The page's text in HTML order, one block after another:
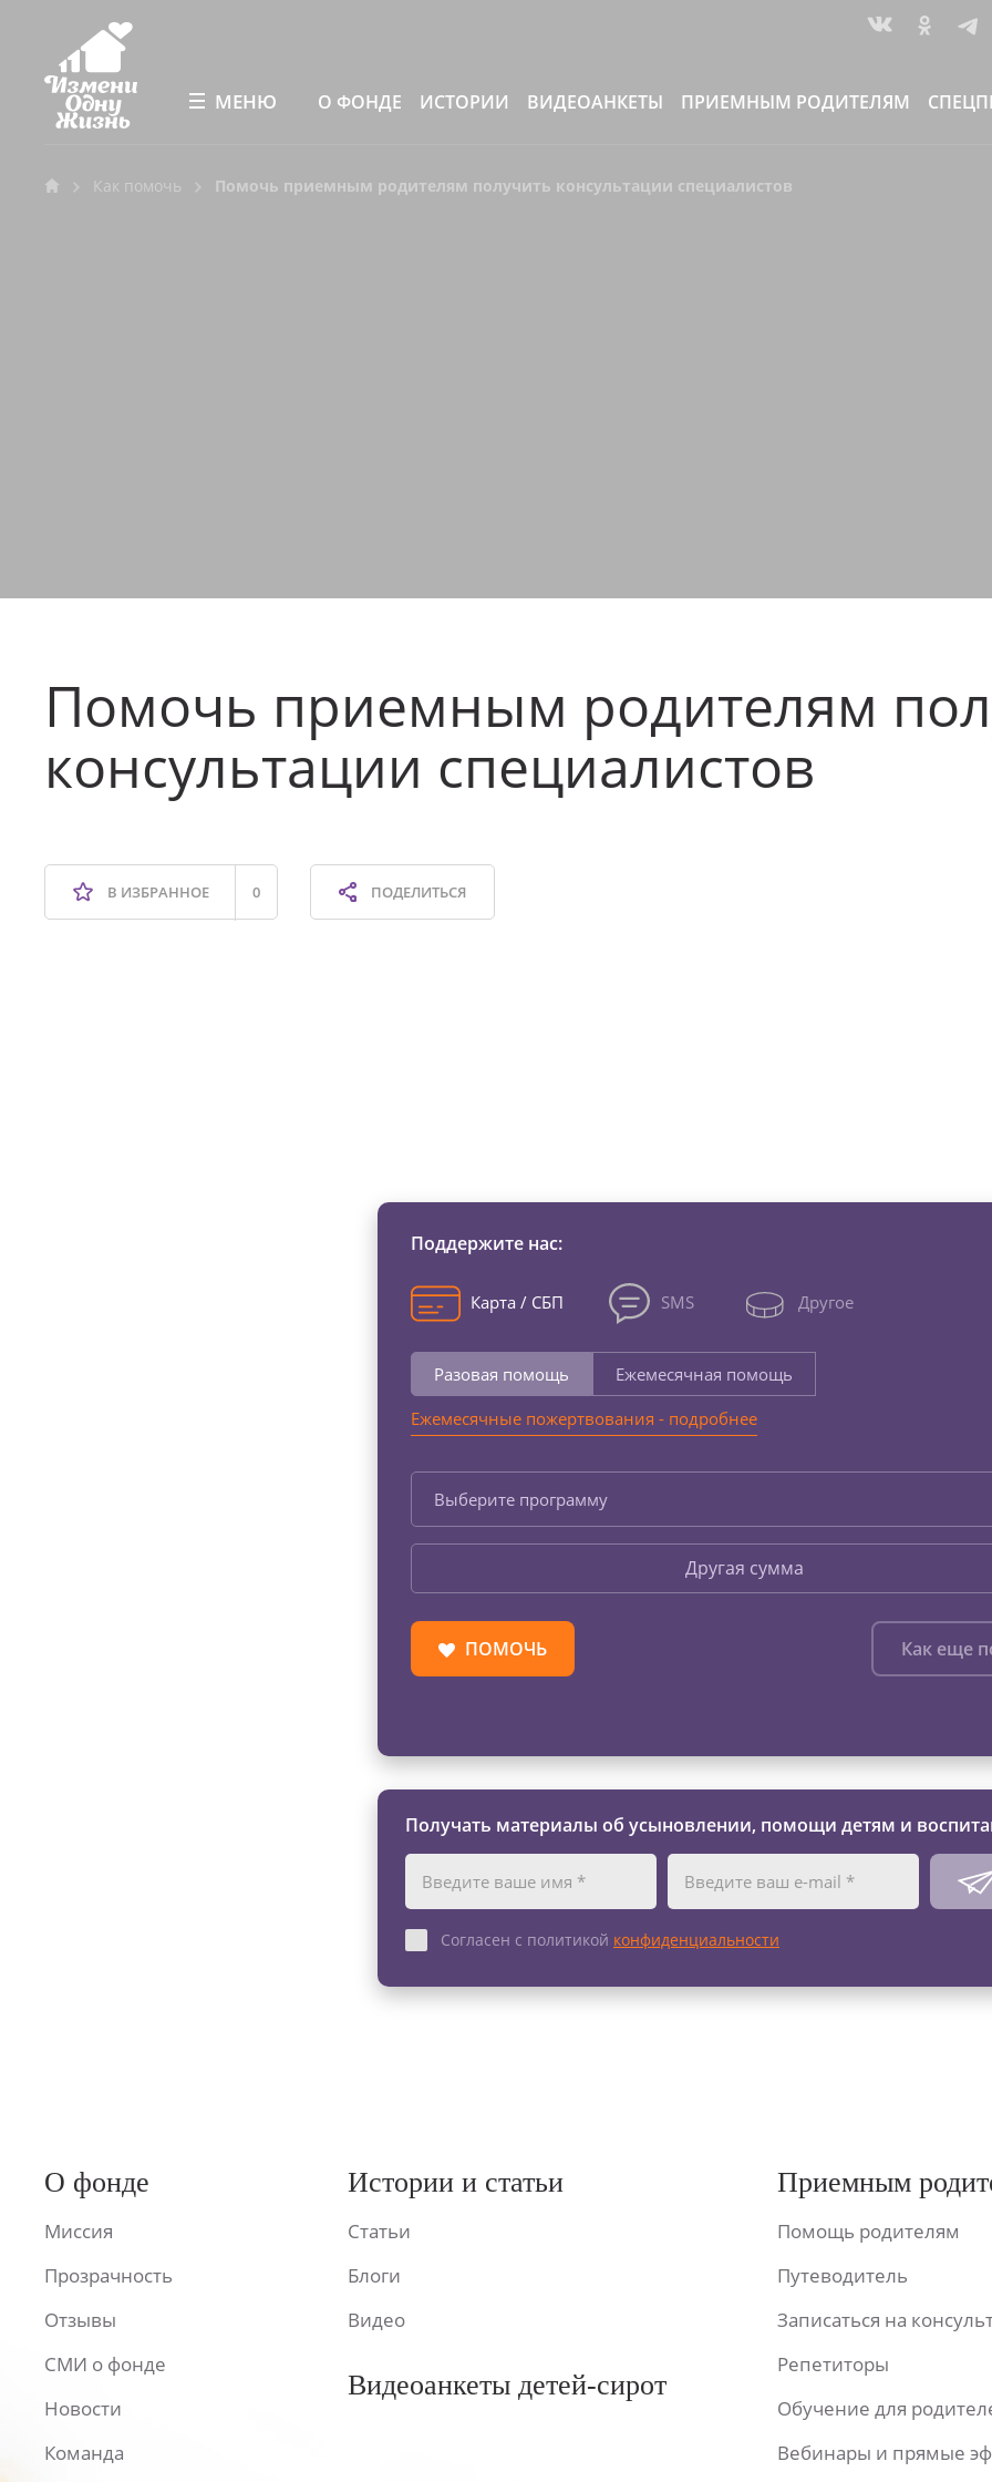
МЕНЮ О ФОНДЕ ИСТОРИИ ВИДЕОАНКЕТЫ ПРИЕМНЫМ РОДИТЕЛЯМ
Как помочь Помочь приемным родителям получить консультации специалистов
Помочь приемным родителям
консультации специалистов
В ИЗБРАННОЕ 0 ПОДЕЛИТЬСЯ
Поддержите нас:
Карта / СБП SMS Другое
Разовая помощь
Ежемесячная помощь
Ежемесячные пожертвования - подробнее
Выберите программу
Другая сумма
ПОМОЧЬ Как еще
Получать материалы об усыновлении, помощи детям и
Согласен с политикой конфиденциальности
О фонде
Миссия
Прозрачность
Отзывы
СМИ о фонде
Новости
Команда
Истории и статьи
Статьи
Блоги
Видео
Видеоанкеты детей-сирот
Приемным
Помощь родителям
Путеводитель
Записаться на
Репетиторы
Обучение для
Вебинары и прямые